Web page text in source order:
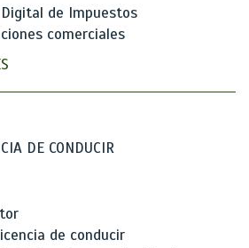
de Impuestos
comerciales
DE CONDUCIR
de conducir